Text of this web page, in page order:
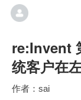
re:Invent
统客户在
sai